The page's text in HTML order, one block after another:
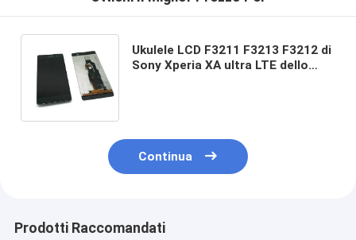
Ukulele LCD F3211 F3213 F3212 di
Sony Xperia XA ultra LTE dello
Continua
Prodotti Raccomandati